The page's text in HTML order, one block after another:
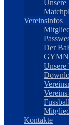
Unsere
Vereinsinfos
Der
Unsere
Kontakte